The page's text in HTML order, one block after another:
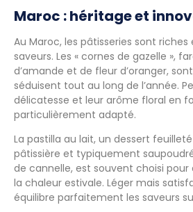
Maroc : héritage et
Au Maroc, les pâtisseries sont
saveurs. Les « cornes de gazelle »,
d’amande et de fleur d’oranger,
séduisent tout au long de l’année.
délicatesse et leur arôme floral en
particulièrement adapté.
La pastilla au lait, un dessert
pâtissière et typiquement
de cannelle, est souvent choisi pour
la chaleur estivale. Léger mais
équilibre parfaitement les saveurs